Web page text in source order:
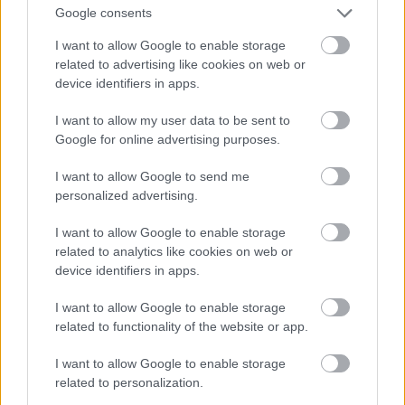
Google consents
I want to allow Google to enable storage
related to advertising like cookies on web or
device identifiers in apps.
I want to allow my user data to be sent to
Google for online advertising purposes.
I want to allow Google to send me
personalized advertising.
I want to allow Google to enable storage
related to analytics like cookies on web or
device identifiers in apps.
I want to allow Google to enable storage
related to functionality of the website or app.
I want to allow Google to enable storage
related to personalization.
Daddy's Home 2
Ο Μπραντ (Γουίλ Φέρελ) και ο Ντάστι (Μαρκ